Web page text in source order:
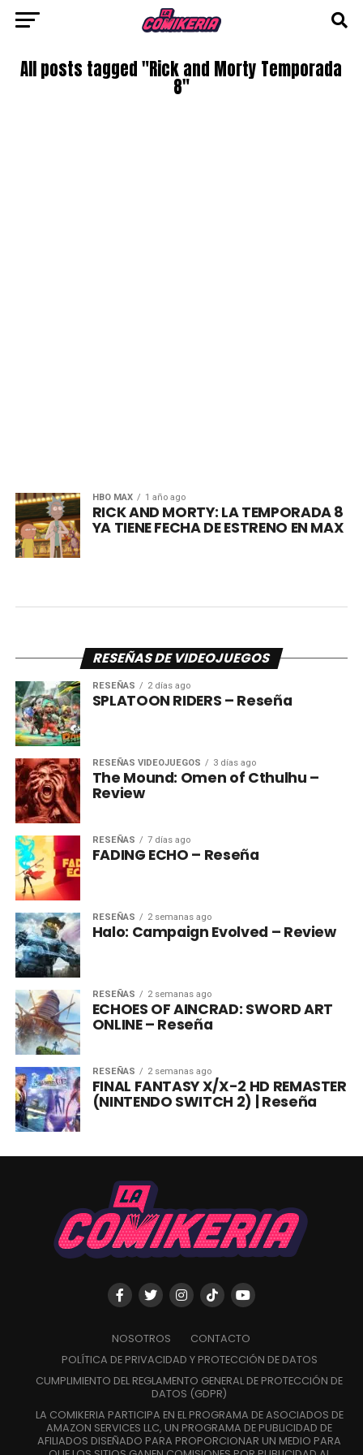
All posts tagged "Rick and Morty Temporada
8"
HBO MAX 1 año ago
RICK AND MORTY: LA TEMPORADA 8
YA TIENE FECHA DE ESTRENO EN MAX
RESEÑAS DE VIDEOJUEGOS
RESEÑAS 2 días ago
SPLATOON RIDERS – Reseña
RESEÑAS VIDEOJUEGOS 3 días ago
The Mound: Omen of Cthulhu –
Review
RESEÑAS 7 días ago
FADING ECHO – Reseña
RESEÑAS 2 semanas ago
Halo: Campaign Evolved – Review
RESEÑAS 2 semanas ago
ECHOES OF AINCRAD: SWORD ART
ONLINE – Reseña
RESEÑAS 2 semanas ago
FINAL FANTASY X/X-2 HD REMASTER
(NINTENDO SWITCH 2) | Reseña
NOSOTROS
CONTACTO
POLÍTICA DE PRIVACIDAD Y PROTECCIÓN DE DATOS
CUMPLIMIENTO DEL REGLAMENTO GENERAL DE PROTECCIÓN DE
DATOS (GDPR)
LA COMIKERIA PARTICIPA EN EL PROGRAMA DE ASOCIADOS DE
AMAZON SERVICES LLC, UN PROGRAMA DE PUBLICIDAD DE
AFILIADOS DISEÑADO PARA PROPORCIONAR UN MEDIO PARA